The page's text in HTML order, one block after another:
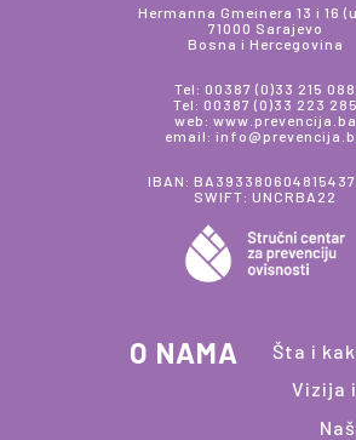
Hermanna Gmeinera 13 i 16
71000 Sarajevo
Bosna i Hercegovina
Tel: 00387 (0)33 215 088
Tel: 00387 (0)33 223 285
web: www.prevencija.ba
email:
IBAN:
SWIFT: UNCRBA22
O NAMA
Šta i
Vizija